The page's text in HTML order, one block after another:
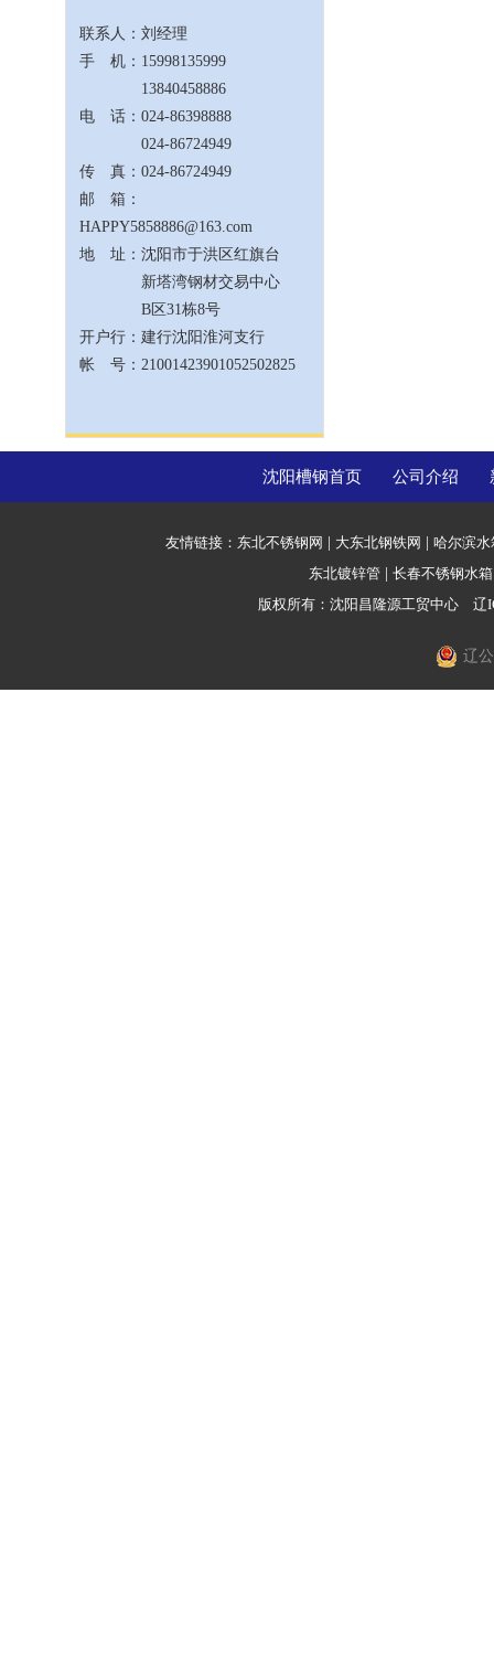
联系人：刘经理
手 机：15998135999
13840458886
电 话：024-86398888
024-86724949
传 真：024-86724949
邮 箱：
HAPPY5858886@163.com
地 址：沈阳市于洪区红旗台
新塔湾钢材交易中心
B区31栋8号
开户行：建行沈阳淮河支行
帐 号：21001423901052502825
沈阳槽钢首页 公司介绍
友情链接： 东北不锈钢网 大东北钢铁网
哈尔滨水
东北镀锌管| 长春不锈钢水箱
版权所有：沈阳昌隆源工贸中心 辽
辽